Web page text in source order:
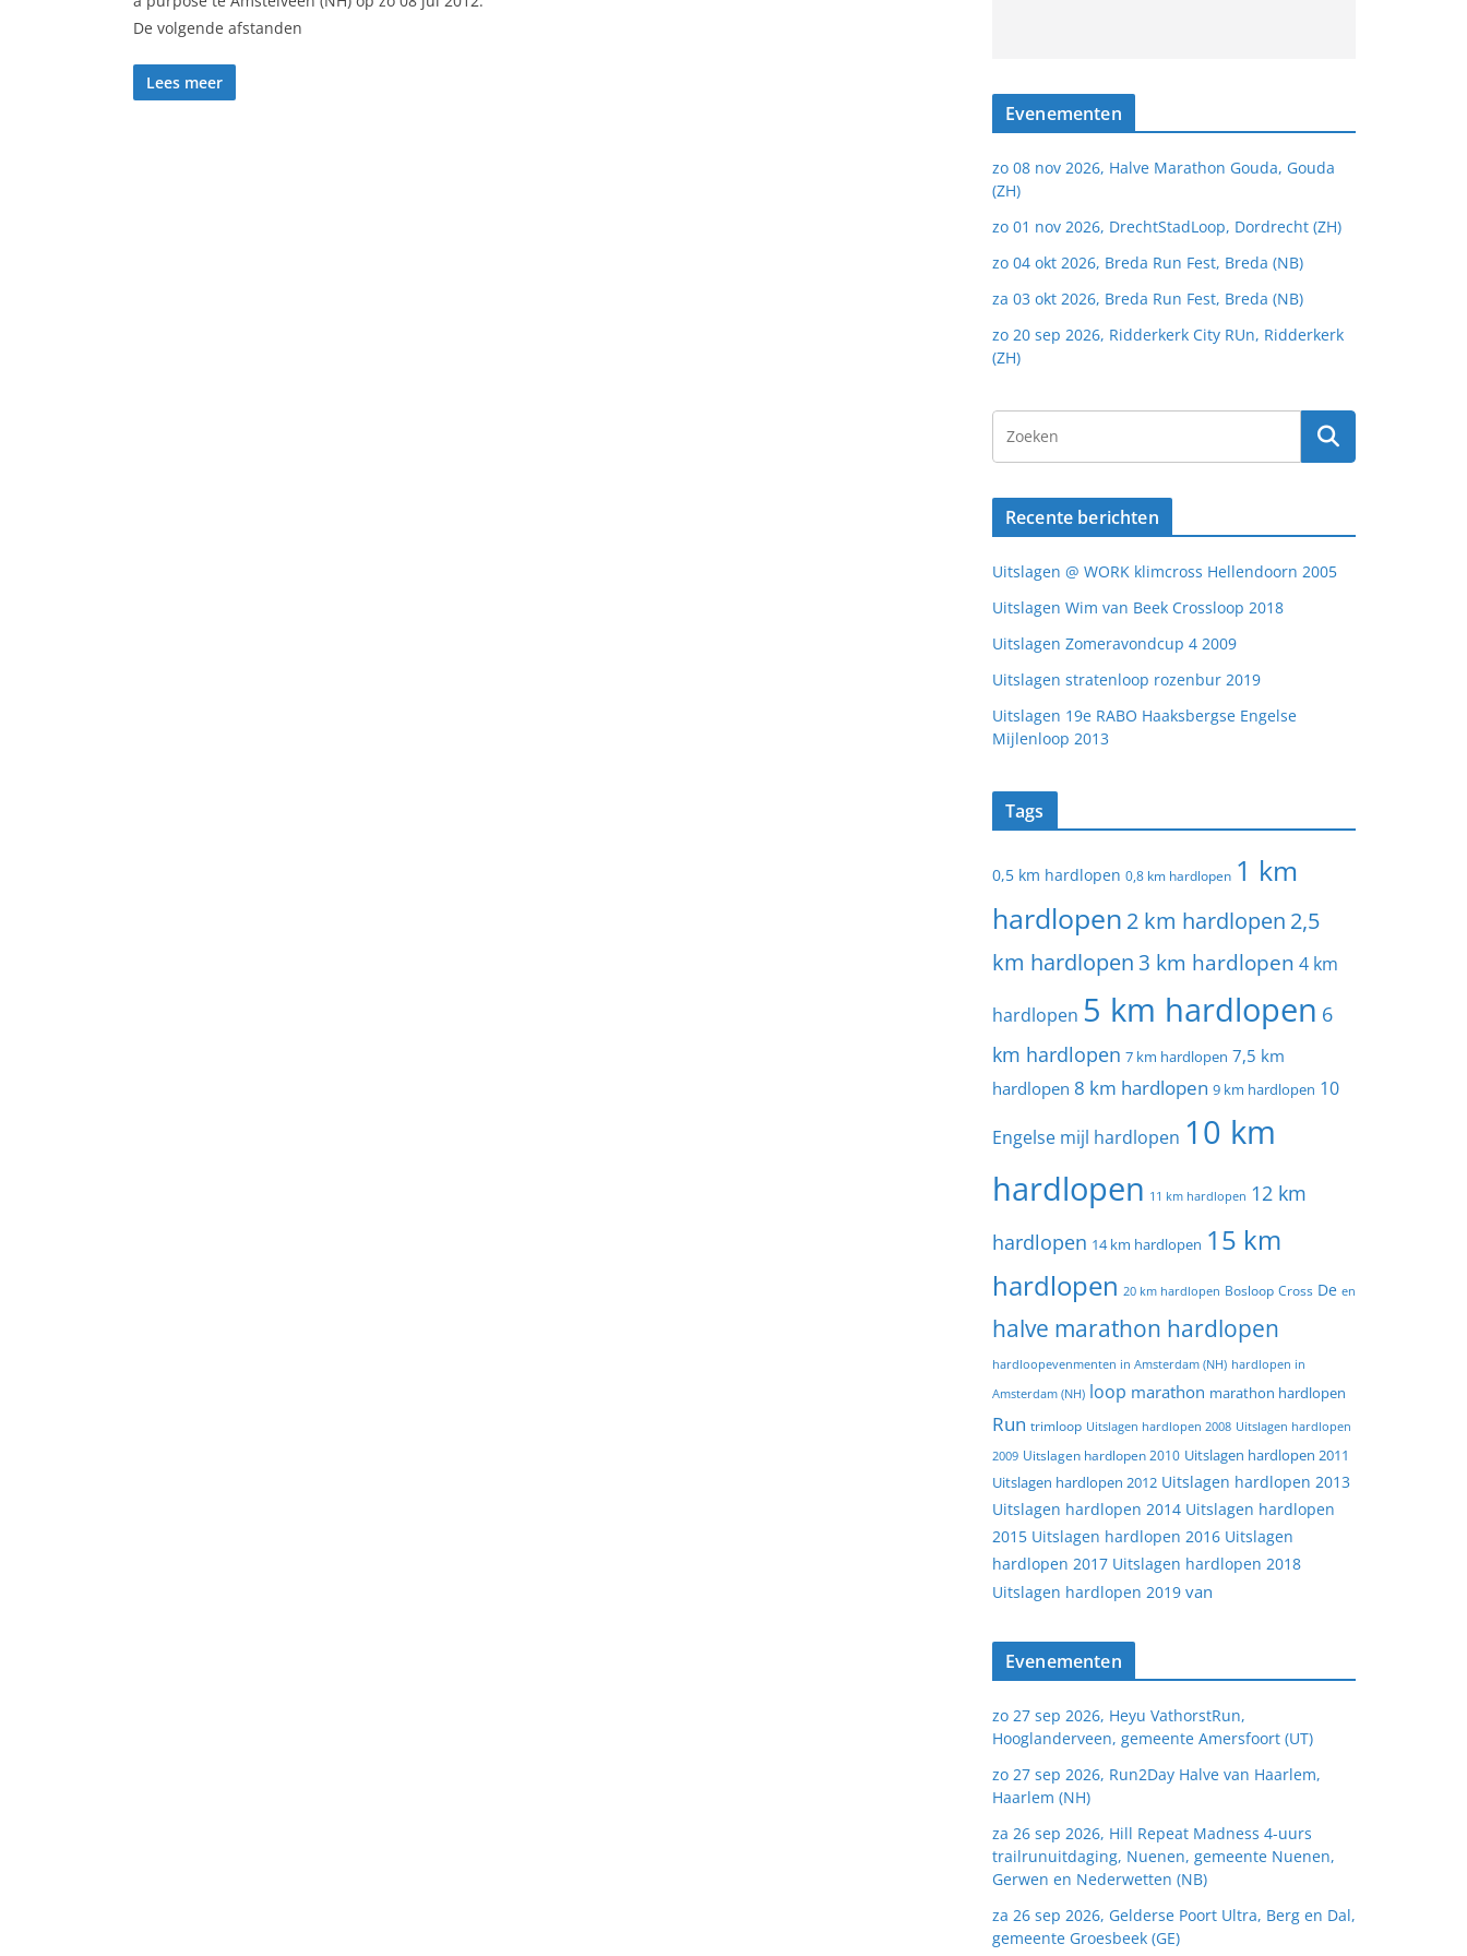
De volgende afstanden
Lees meer
Evenementen
zo 08 nov 2026, Halve Marathon Gouda, Gouda
(ZH)
zo 01 nov 2026, DrechtStadLoop, Dordrecht (ZH)
zo 04 okt 2026, Breda Run Fest, Breda (NB)
za 03 okt 2026, Breda Run Fest, Breda (NB)
zo 20 sep 2026, Ridderkerk City RUn, Ridderkerk
(ZH)
Recente berichten
Uitslagen @ WORK klimcross Hellendoorn 2005
Uitslagen Wim van Beek Crossloop 2018
Uitslagen Zomeravondcup 4 2009
Uitslagen stratenloop rozenbur 2019
Uitslagen 19e RABO Haaksbergse Engelse
Mijlenloop 2013
Tags
0,5 km hardlopen 0,8 km hardlopen 1 km
hardlopen 2 km hardlopen 2,5
km hardlopen 3 km hardlopen 4 km
hardlopen 5 km hardlopen 6
km hardlopen 7 km hardlopen 7,5 km
hardlopen 8 km hardlopen 9 km hardlopen 10
Engelse mijl hardlopen 10 km
hardlopen 11 km hardlopen 12 km
hardlopen 14 km hardlopen 15 km
hardlopen 20 km hardlopen Bosloop Cross De en
halve marathon hardlopen
hardloopevenmenten in Amsterdam (NH) hardlopen in
Amsterdam (NH) loop marathon marathon hardlopen
Run trimloop Uitslagen hardlopen 2008 Uitslagen hardlopen
2009 Uitslagen hardlopen 2010 Uitslagen hardlopen 2011
Uitslagen hardlopen 2012 Uitslagen hardlopen 2013
Uitslagen hardlopen 2014 Uitslagen hardlopen
2015 Uitslagen hardlopen 2016 Uitslagen
hardlopen 2017 Uitslagen hardlopen 2018
Uitslagen hardlopen 2019 van
Evenementen
zo 27 sep 2026, Heyu VathorstRun,
Hooglanderveen, gemeente Amersfoort (UT)
zo 27 sep 2026, Run2Day Halve van Haarlem,
Haarlem (NH)
za 26 sep 2026, Hill Repeat Madness 4-uurs
trailrunuitdaging, Nuenen, gemeente Nuenen,
Gerwen en Nederwetten (NB)
za 26 sep 2026, Gelderse Poort Ultra, Berg en Dal,
gemeente Groesbeek (GE)